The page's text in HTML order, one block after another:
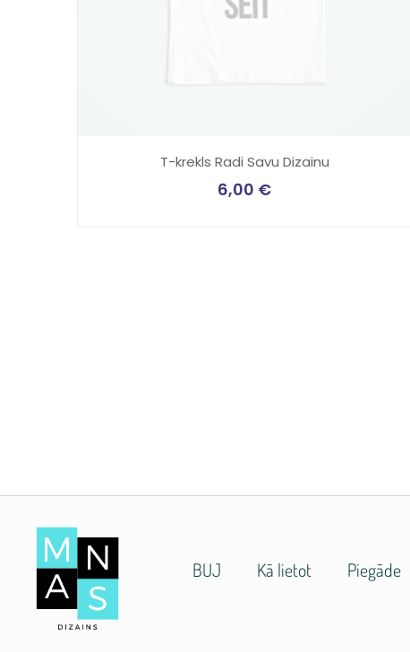
T-krekls Radi Savu Dizainu
6,00 €
BUJ Kā lietot Piegāde